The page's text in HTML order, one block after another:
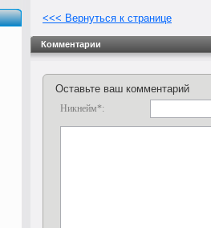
<<< Вернуться к странице
Комментарии
Оставьте ваш комментарий
Никнейм*: